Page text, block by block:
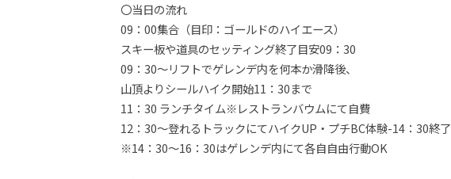
〇当日の流れ
09：00集合（目印：ゴールドのハイエース）
スキー板や道具のセッティング終了目安09：30
09：30～リフトでゲレンデ内を何本か滑降後、
山頂よりシールハイク開始11：30まで
11：30 ランチタイム※レストランバウムにて自費
12：30～登れるトラックにてハイクUP・プチBC体験-14：30終了
※14：30～16：30はゲレンデ内にて各自自由行動OK